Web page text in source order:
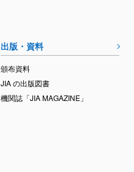
出版・資料
頒布資料
JIA の出版図書
機関誌「JIA MAGAZINE」